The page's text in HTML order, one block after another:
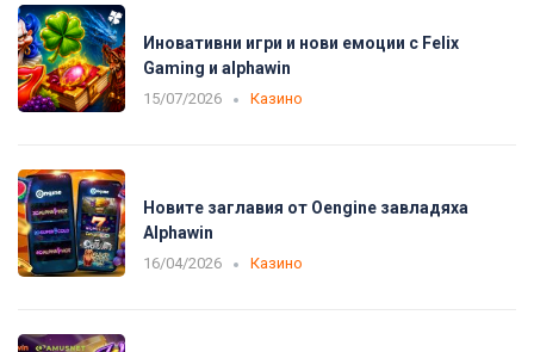
Иновативни игри и нови емоции с Felix
Gaming и alphawin
15/07/2026 Казино
Новите заглавия от Oengine завладяха
Alphawin
16/04/2026 Казино